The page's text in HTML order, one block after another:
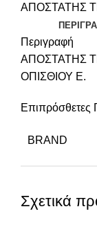
ΑΠΟΣΤΑΤΗΣ
Περιγραφή
ΑΠΟΣΤΑΤΗΣ
ΟΠΙΣΘΙΟΥ Ε.
Επιπρόσθετες
BRAND
Σχετικά